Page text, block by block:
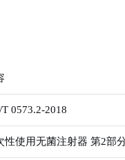
0573.2-2018
性使用无菌注射器 第2部